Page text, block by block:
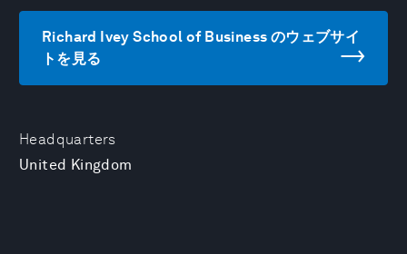
Headquarters
United Kingdom
Richard Ivey School of Business のウェブサイ
トを見る